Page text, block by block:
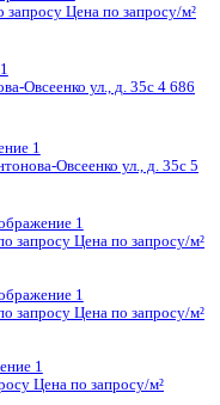
Цена по запросу
Цена по запросу
Антонова-